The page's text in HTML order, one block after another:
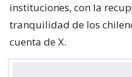
instituciones, con la
tranquilidad de los
cuenta de X.